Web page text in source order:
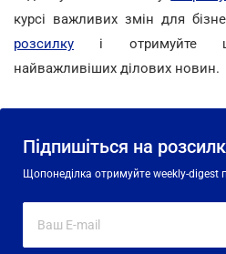
курсі важливих змін для
розсилку і отримуйте
найважливіших ділових новин.
Підпишіться на
Щопонеділка отримуйте weekly-digest